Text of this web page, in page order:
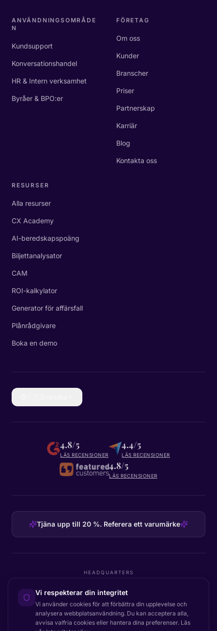
ANVÄNDNINGSOMRÅDE
N
Kundsupport
Konversationshandel
HR & Intern verksamhet
Byråer & BPO:er
FÖRETAG
Om oss
Kunder
Branscher
Priser
Partnerskap
Karriär
Blog
Kontakta oss
RESURSER
Alla resurser
CX Academy
AI-beredskapspoäng
Biljettanalysator
CAM
ROI-kalkylator
Generator för affärsfall
Plånrådgivare
Boka en demo
4.8/5
LÄS RECENSIONER
4.4/5
LÄS RECENSIONER
4.8/5
LÄS RECENSIONER
Tjäna upp till 20 %. Referera ett varumärke
HEADQUARTERS
C/O GRROW, Pilestræde 52A 1112
Vi respekterar din integritet
Vi använder cookies för att förbättra din upplevelse och
analysera webbplatsanvändning. Du kan acceptera alla,
avvisa valfria cookies eller hantera dina preferenser. Läs